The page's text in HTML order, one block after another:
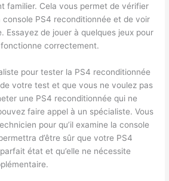
familier. Cela vous permet de vérifier
PS4 reconditionnée et de voir
Essayez de jouer à quelques jeux pour
correctement.
pour tester la PS4 reconditionnée
de votre test et que vous ne voulez pas
une PS4 reconditionnée qui ne
faire appel à un spécialiste. Vous
pour qu’il examine la console
d’être sûr que votre PS4
état et qu’elle ne nécessite